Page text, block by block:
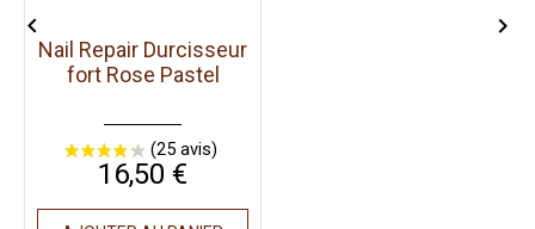
Nail Repair Durcisseur
fort Rose Pastel
Prix
16,50 €
 